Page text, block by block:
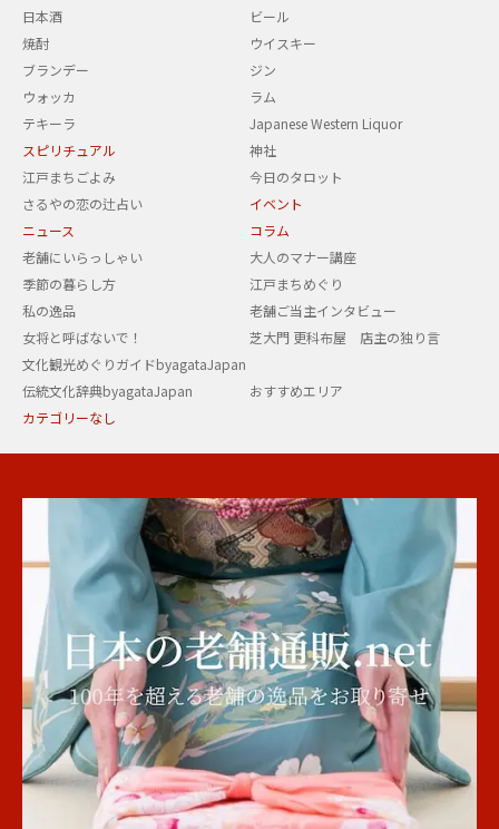
日本酒
ビール
焼酎
ウイスキー
ブランデー
ジン
ウォッカ
ラム
テキーラ
Japanese Western Liquor
スピリチュアル
神社
江戸まちごよみ
今日のタロット
さるやの恋の辻占い
イベント
ニュース
コラム
老舗にいらっしゃい
大人のマナー講座
季節の暮らし方
江戸まちめぐり
私の逸品
老舗ご当主インタビュー
女将と呼ばないで！
芝大門 更科布屋 店主の独り言
文化観光めぐりガイドbyagataJapan
伝統文化辞典byagataJapan
おすすめエリア
カテゴリーなし